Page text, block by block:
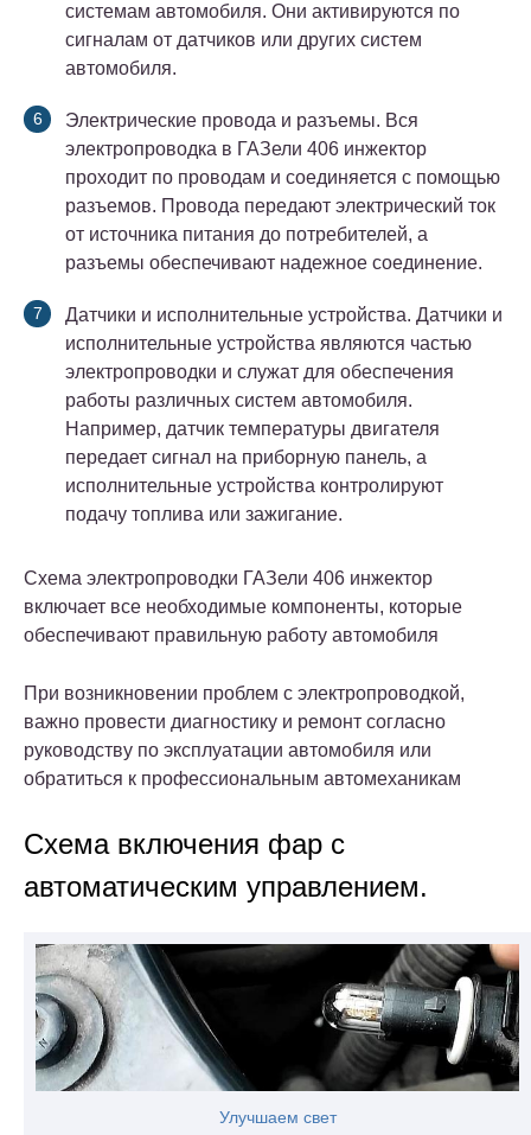
системам автомобиля. Они активируются по
сигналам от датчиков или других систем
автомобиля.
Электрические провода и разъемы. Вся
электропроводка в ГАЗели 406 инжектор
проходит по проводам и соединяется с помощью
разъемов. Провода передают электрический ток
от источника питания до потребителей, а
разъемы обеспечивают надежное соединение.
Датчики и исполнительные устройства. Датчики и
исполнительные устройства являются частью
электропроводки и служат для обеспечения
работы различных систем автомобиля.
Например, датчик температуры двигателя
передает сигнал на приборную панель, а
исполнительные устройства контролируют
подачу топлива или зажигание.
Схема электропроводки ГАЗели 406 инжектор
включает все необходимые компоненты, которые
обеспечивают правильную работу автомобиля
При возникновении проблем с электропроводкой,
важно провести диагностику и ремонт согласно
руководству по эксплуатации автомобиля или
обратиться к профессиональным автомеханикам
Схема включения фар с
автоматическим управлением.
Улучшаем свет